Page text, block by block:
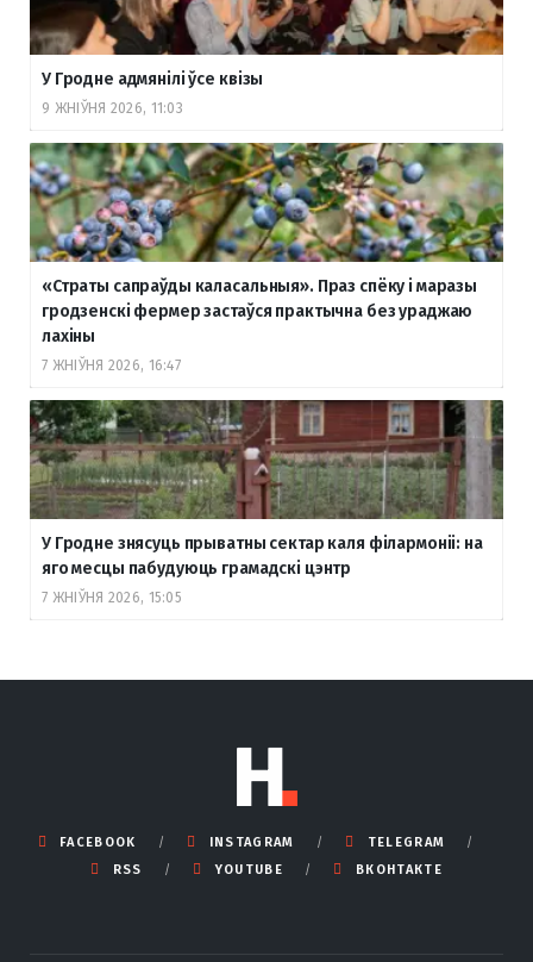
У Гродне адмянілі ўсе квізы
9 ЖНІЎНЯ 2026, 11:03
«Страты сапраўды каласальныя». Праз спёку і маразы
гродзенскі фермер застаўся практычна без ураджаю
лахіны
7 ЖНІЎНЯ 2026, 16:47
У Гродне знясуць прыватны сектар каля філармоніі: на
яго месцы пабудуюць грамадскі цэнтр
7 ЖНІЎНЯ 2026, 15:05
FACEBOOK INSTAGRAM
TELEGRAM
RSS
YOUTUBE ВКОНТАКТЕ